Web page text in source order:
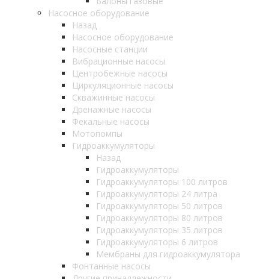
Насосное оборудование
Назад
Насосное оборудование
Насосные станции
Вибрационные насосы
Центробежные насосы
Циркуляционные насосы
Скважинные насосы
Дренажные насосы
Фекальные насосы
Мотопомпы
Гидроаккумуляторы
Назад
Гидроаккумуляторы
Гидроаккумуляторы 100 литров
Гидроаккумуляторы 24 литра
Гидроаккумуляторы 50 литров
Гидроаккумуляторы 80 литров
Гидроаккумуляторы 35 литров
Гидроаккумуляторы 6 литров
Мембраны для гидроаккумулятора
Фонтанные насосы